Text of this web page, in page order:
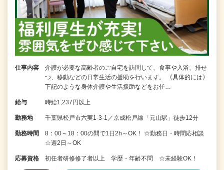
仕事内容
介護が必要な高齢者のご自宅を訪問して、食事や入浴、排せ
つ、移動などの日常生活の援助を行います。 《具体的には》
下記のような身体介護や生活援助などをお任…
給与 時給1,237円以上
勤務地 千葉県松戸市六実1-3-1／京成松戸線「元山駅」徒歩12分
勤務時間
8：00～18：00の間で1日2h～OK！ ☆勤務日・時間応相談
☆週2日～OK
応募資格 初任者研修修了者以上 学歴・年齢不問 ☆未経験OK！